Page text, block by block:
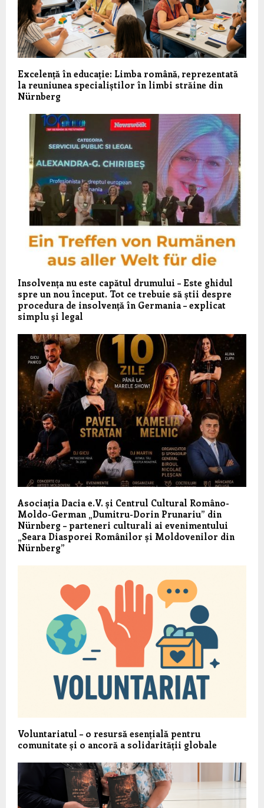
Excelență în educație: Limba română, reprezentată
la reuniunea specialiștilor în limbi străine din
Nürnberg
Insolvența nu este capătul drumului – Este ghidul
spre un nou început. Tot ce trebuie să știi despre
procedura de insolvență în Germania – explicat
simplu şi legal
Asociația Dacia e.V. și Centrul Cultural Româno-
Moldo-German „Dumitru-Dorin Prunariu” din
Nürnberg – parteneri culturali ai evenimentului
„Seara Diasporei Românilor și Moldovenilor din
Nürnberg”
Voluntariatul – o resursă esențială pentru
comunitate și o ancoră a solidarității globale